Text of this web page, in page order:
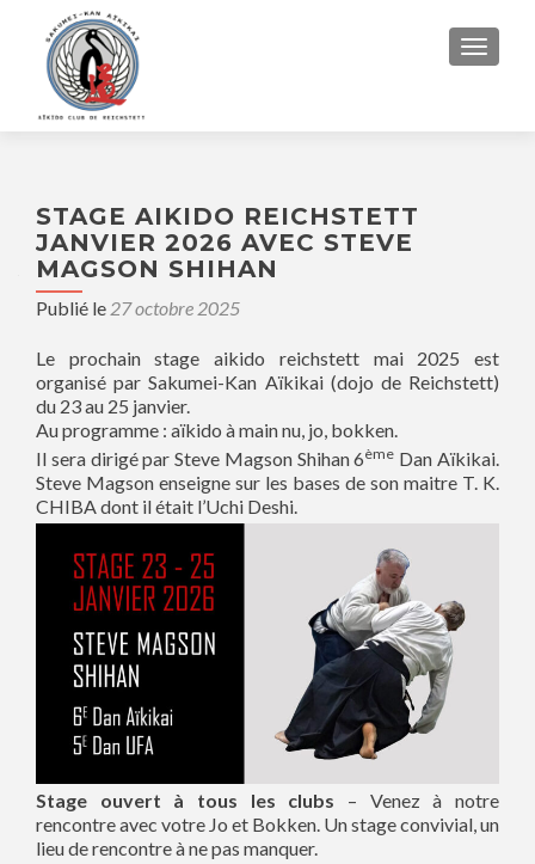
STAGE AIKIDO REICHSTETT
JANVIER 2026 AVEC STEVE
MAGSON SHIHAN
Publié le 27 octobre 2025
Le prochain stage aikido reichstett mai 2025 est
organisé par Sakumei-Kan Aïkikai (dojo de Reichstett)
du 23 au 25 janvier.
Au programme : aïkido à main nu, jo, bokken.
Il sera dirigé par Steve Magson Shihan 6ème Dan Aïkikai.
Steve Magson enseigne sur les bases de son maitre T. K.
CHIBA dont il était l’Uchi Deshi.
Stage ouvert à tous les clubs – Venez à notre
rencontre avec votre Jo et Bokken. Un stage convivial, un
lieu de rencontre à ne pas manquer.